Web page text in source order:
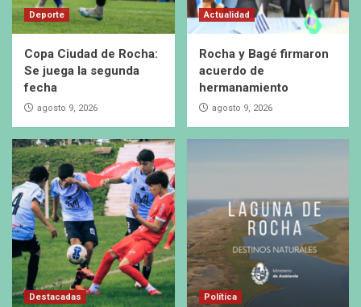
Deporte
Copa Ciudad de Rocha:
Se juega la segunda
fecha
agosto 9, 2026
Actualidad
Rocha y Bagé firmaron
acuerdo de
hermanamiento
agosto 9, 2026
Destacadas Política